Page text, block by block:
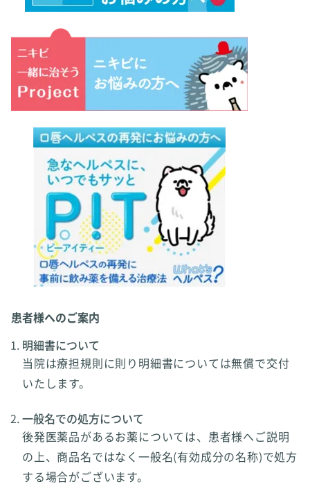
患者様へのご案内
明細書について
当院は療担規則に則り明細書については無償で交付
いたします。
一般名での処方について
後発医薬品があるお薬については、患者様へご説明
の上、商品名ではなく一般名(有効成分の名称)で処方
する場合がございます。